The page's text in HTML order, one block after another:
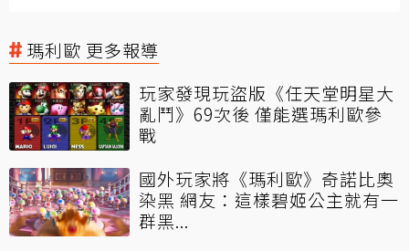
瑪利歐 更多報導
玩家發現玩盜版《任天堂明星大
亂鬥》69次後 僅能選瑪利歐參
戰
國外玩家將《瑪利歐》奇諾比奧
染黑 網友：這樣碧姬公主就有一
群黑...